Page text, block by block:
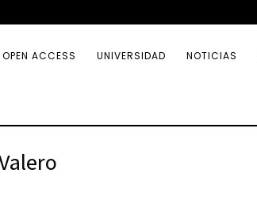
OPEN ACCESS UNIVERSIDAD NOTICIAS